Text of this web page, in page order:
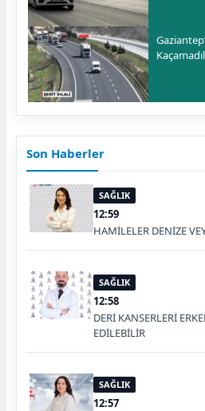
Son Haberler
SAĞLIK
12:59
HAMİLELER DENİZE
SAĞLIK
12:58
DERİ KANSERLERİ
EDİLEBİLİR
SAĞLIK
12:57